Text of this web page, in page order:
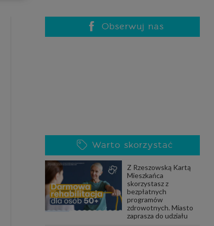
Obserwuj nas
Warto skorzystać
Z Rzeszowską Kartą
Mieszkańca
skorzystasz z
bezpłatnych
programów
zdrowotnych. Miasto
zaprasza do udziału